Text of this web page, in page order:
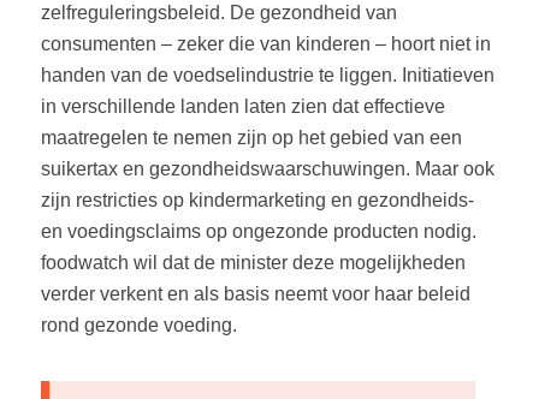
zelfreguleringsbeleid. De gezondheid van
consumenten – zeker die van kinderen – hoort niet in
handen van de voedselindustrie te liggen. Initiatieven
in verschillende landen laten zien dat effectieve
maatregelen te nemen zijn op het gebied van een
suikertax en gezondheidswaarschuwingen. Maar ook
zijn restricties op kindermarketing en gezondheids-
en voedingsclaims op ongezonde producten nodig.
foodwatch wil dat de minister deze mogelijkheden
verder verkent en als basis neemt voor haar beleid
rond gezonde voeding.